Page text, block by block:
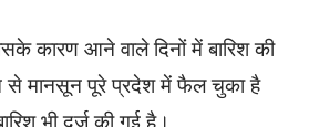
कारण आने वाले दिनों में बारिश की
से मानसून पूरे प्रदेश में फैल चुका है
भी दर्ज की गई है।